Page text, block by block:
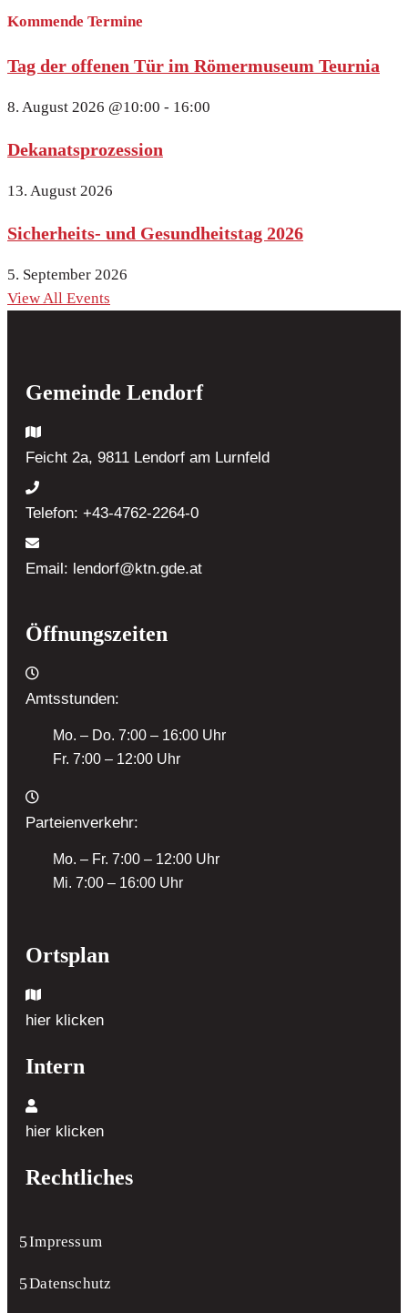
Kommende Termine
Tag der offenen Tür im Römermuseum Teurnia
8. August 2026 @10:00 - 16:00
Dekanatsprozession
13. August 2026
Sicherheits- und Gesundheitstag 2026
5. September 2026
View All Events
Gemeinde Lendorf
Feicht 2a, 9811 Lendorf am Lurnfeld
Telefon: +43-4762-2264-0
Email: lendorf@ktn.gde.at
Öffnungszeiten
Amtsstunden:
Mo. – Do. 7:00 – 16:00 Uhr
Fr. 7:00 – 12:00 Uhr
Parteienverkehr:
Mo. – Fr. 7:00 – 12:00 Uhr
Mi. 7:00 – 16:00 Uhr
Ortsplan
hier klicken
Intern
hier klicken
Rechtliches
Impressum
Datenschutz